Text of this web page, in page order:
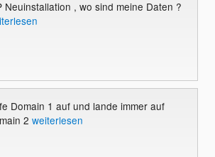
Neuinstallation , wo sind meine Daten ?
Domain 1 auf und lande immer auf
2 weiterlesen